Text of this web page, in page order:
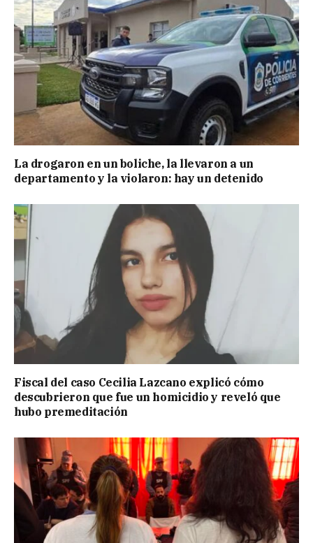
La drogaron en un boliche, la llevaron a un
departamento y la violaron: hay un detenido
Fiscal del caso Cecilia Lazcano explicó cómo
descubrieron que fue un homicidio y reveló que
hubo premeditación